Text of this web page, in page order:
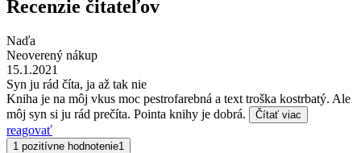
Recenzie čitateľov
Naďa
Neoverený nákup
15.1.2021
Syn ju rád číta, ja až tak nie
Kniha je na môj vkus moc pestrofarebná a text troška kostrbatý. Ale
môj syn si ju rád prečíta. Pointa knihy je dobrá.
Čítať viac
reagovať
1 pozitívne hodnotenie1